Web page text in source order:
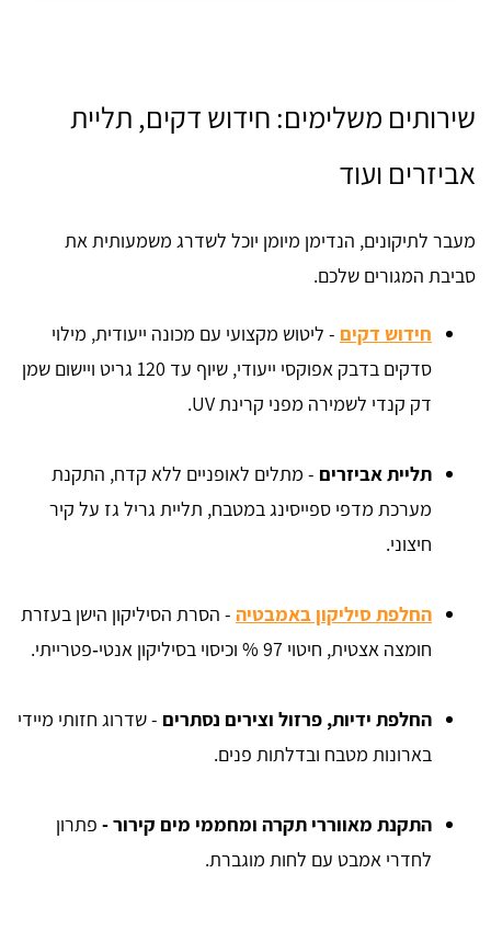
שירותים משלימים: חידוש דקים, תליית
אביזרים ועוד
מעבר לתיקונים, הנדימן מיומן יוכל לשדרג משמעותית את
סביבת המגורים שלכם.
חידוש דקים - ליטוש מקצועי עם מכונה ייעודית, מילוי
סדקים בדבק אפוקסי ייעודי, שיוף עד 120 גריט ויישום שמן
דק קנדי לשמירה מפני קרינת UV.
תליית אביזרים - מתלים לאופניים ללא קדח, התקנת
מערכת מדפי ספייסינג במטבח, תליית גריל גז על קיר
חיצוני.
החלפת סיליקון באמבטיה - הסרת הסיליקון הישן בעזרת
חומצה אצטית, חיטוי 97 % וכיסוי בסיליקון אנטי‑פטרייתי.
החלפת ידיות, פרזול וצירים נסתרים - שדרוג חזותי מיידי
בארונות מטבח ובדלתות פנים.
התקנת מאווררי תקרה ומחממי מים קירור - פתרון
לחדרי אמבט עם לחות מוגברת.